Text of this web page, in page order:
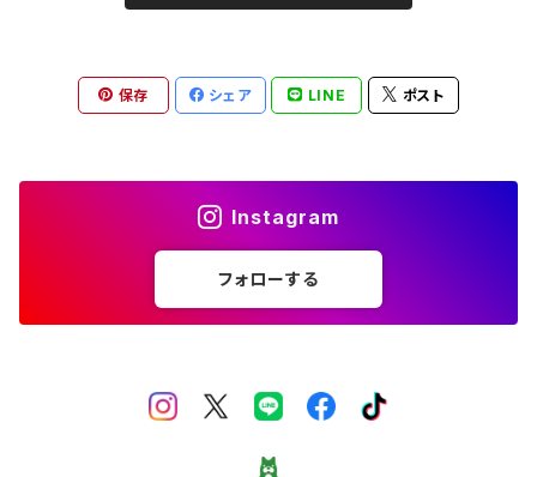
保存 シェア LINE ポスト
Instagram
フォローする